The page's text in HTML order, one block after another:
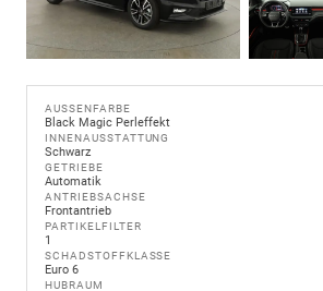
AUSSENFARBE
Black Magic Perleffekt
INNENAUSSTATTUNG
Schwarz
GETRIEBE
Automatik
ANTRIEBSACHSE
Frontantrieb
PARTIKELFILTER
1
SCHADSTOFFKLASSE
Euro 6
HUBRAUM